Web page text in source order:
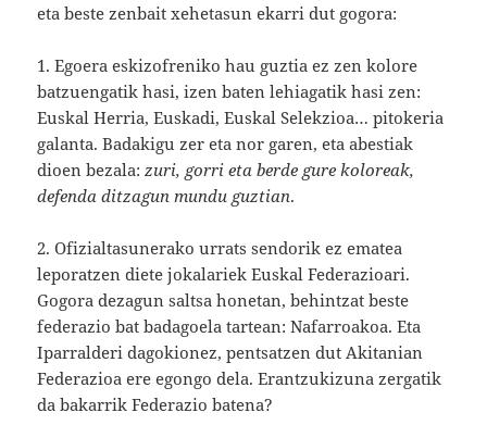
eta beste zenbait xehetasun ekarri dut gogora:
1. Egoera eskizofreniko hau guztia ez zen kolore
batzuengatik hasi, izen baten lehiagatik hasi zen:
Euskal Herria, Euskadi, Euskal Selekzioa… pitokeria
galanta. Badakigu zer eta nor garen, eta abestiak
dioen bezala:zuri, gorri eta berde gure koloreak,
defenda ditzagun mundu guztian.
2. Ofizialtasunerako urrats sendorik ez ematea
leporatzen diete jokalariek Euskal Federazioari.
Gogora dezagun saltsa honetan, behintzat beste
federazio bat badagoela tartean: Nafarroakoa. Eta
Iparralderi dagokionez, pentsatzen dut Akitanian
Federazioa ere egongo dela. Erantzukizuna zergatik
da bakarrik Federazio batena?